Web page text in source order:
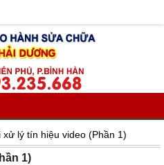
xử lý tín hiệu video (Phần 1)
1)